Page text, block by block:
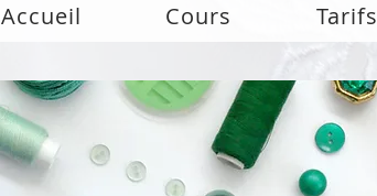
Accueil Cours Tarifs